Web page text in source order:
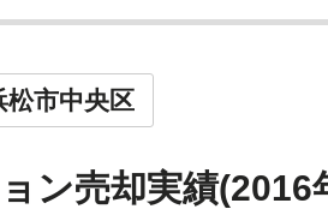
松市中央区
ン売却実績(2016